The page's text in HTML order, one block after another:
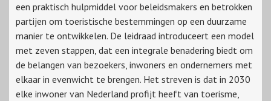
een praktisch hulpmiddel voor beleidsmakers en betrokken
partijen om toeristische bestemmingen op een duurzame
manier te ontwikkelen. De leidraad introduceert een model
met zeven stappen, dat een integrale benadering biedt om
de belangen van bezoekers, inwoners en ondernemers met
elkaar in evenwicht te brengen. Het streven is dat in 2030
elke inwoner van Nederland profijt heeft van toerisme,